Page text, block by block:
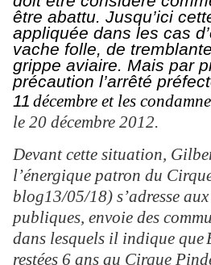
être abattu. Jusqu’ici
appliquée dans les cas
vache folle, de
grippe aviaire. Mais par
précaution l’arrêté
11 décembre et les
le 20 décembre 2012.
Devant cette situation,
l’énergique patron du
blog13/05/18) s’adresse
publiques, envoie des
dans lesquels il indique que
restées 6 ans au Cirque